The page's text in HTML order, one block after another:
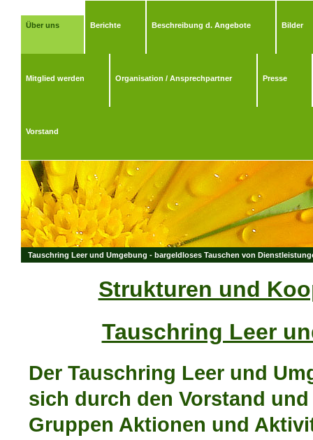
Über uns Berichte Beschreibung d. Angebote Bilder
Mitglied werden Organisation / Ansprechpartner Presse
Vorstand
Tauschring Leer und Umgebung - bargeldloses Tauschen von
Strukturen und
Tauschring Leer
Der Tauschring Leer und
sich durch den Vorstand und
Gruppen Aktionen und